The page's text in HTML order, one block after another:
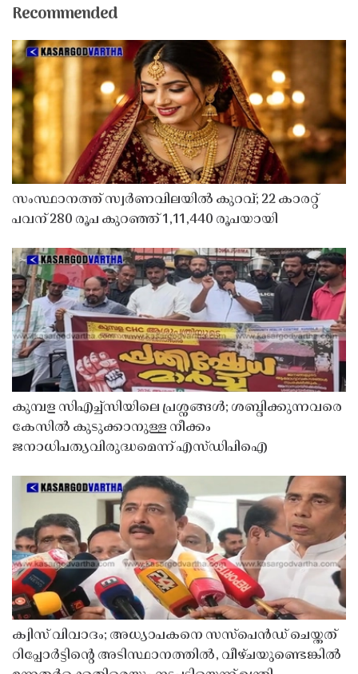
Recommended
സംസ്ഥാനത്ത് സ്വർണവിലയിൽ കുറവ്; 22 കാരറ്റ്
പവന് 280 രൂപ കുറഞ്ഞ് 1,11,440 രൂപയായി
കുമ്പള സിഎച്ച്സിയിലെ പ്രശ്നങ്ങൾ; ശബ്ദിക്കുന്നവരെ
കേസിൽ കുടുക്കാനുള്ള നീക്കം
ജനാധിപത്യവിരുദ്ധമെന്ന് എസ്ഡിപിഐ
ക്വിസ് വിവാദം; അധ്യാപകനെ സസ്‌പെൻഡ് ചെയ്തത്
റിപ്പോർട്ടിൻ്റെ അടിസ്ഥാനത്തിൽ, വീഴ്ചയുണ്ടെങ്കിൽ